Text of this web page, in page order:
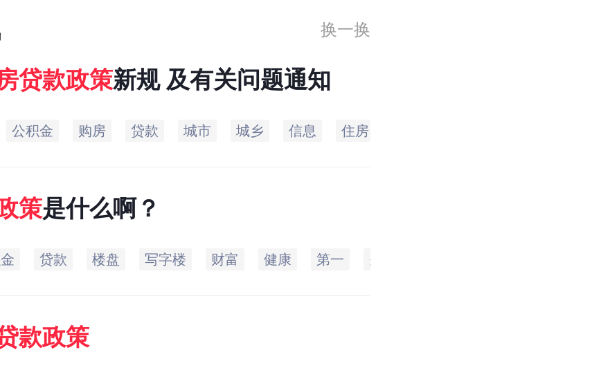
换一换
贷款政策新规 及有关问题通知
公积金 购房 贷款 城市 城乡 信息 住房
策是什么啊？
贷款 楼盘 写字楼 财富 健康 第一 别墅
款政策